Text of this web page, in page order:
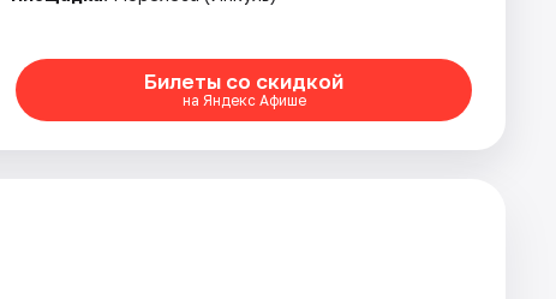
Билеты со скидкой
на Яндекс Афише